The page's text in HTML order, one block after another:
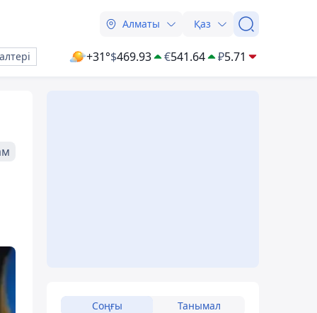
Алматы Қаз
+31°$469.93 €541.64 ₽5.71
Соңғы Танымал